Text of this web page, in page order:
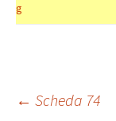
g
← Scheda 74